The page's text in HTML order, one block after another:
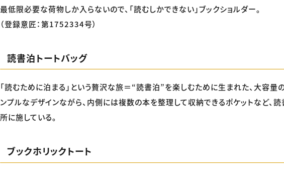
最低限必要な荷物しか入らないので、「読むしかできない」ブックショルダー。
（登録意匠：第1752334号）
読書泊トートバッグ
「読むために泊まる」という贅沢な旅＝“読書泊”を楽しむために生まれた、大容量
ンプルなデザインながら、内側には複数の本を整理して収納できるポケットなど、
所に施している。
ブックホリックトート